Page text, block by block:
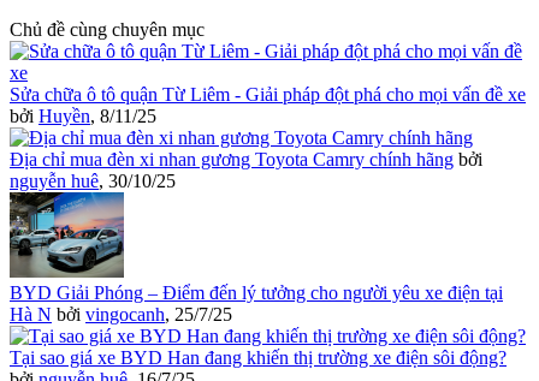
Chủ đề cùng chuyên mục
Sửa chữa ô tô quận Từ Liêm - Giải pháp đột phá cho mọi vấn đề xe
bởi Huyền, 8/11/25
Địa chỉ mua đèn xi nhan gương Toyota Camry chính hãng bởi
nguyễn huê, 30/10/25
BYD Giải Phóng – Điểm đến lý tưởng cho người yêu xe điện tại
Hà N bởi vingocanh, 25/7/25
Tại sao giá xe BYD Han đang khiến thị trường xe điện sôi động?